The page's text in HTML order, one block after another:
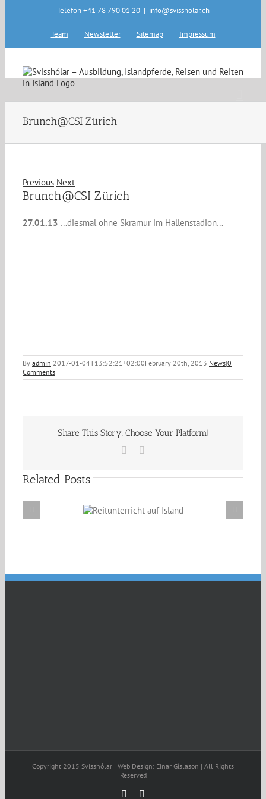
Telefon +41 78 790 01 20 | info@svissholar.ch
Team Newsletter Sitemap Impressum
Brunch@CSI Zürich
Previous Next
Brunch@CSI Zürich
27.01.13 …diesmal ohne Skramur im Hallenstadion…
By admin|2017-01-04T13:52:21+02:00February 20th, 2013|News|0
Comments
Share This Story, Choose Your Platform!
Facebook
Related Posts
auf
Erzählabende mit Eve Barmettler und Ewald
Copyright 2015 Svisshólar | Web Design: Einar Gíslason | All Rights
Reserved
Facebook